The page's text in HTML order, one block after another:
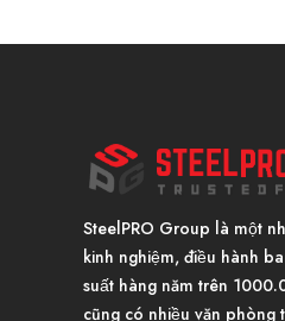
SteelPRO Group là một
kinh nghiệm, điều hành
suất hàng năm trên
cũng có nhiều văn phòng